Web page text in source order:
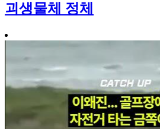
괴생물체 정체